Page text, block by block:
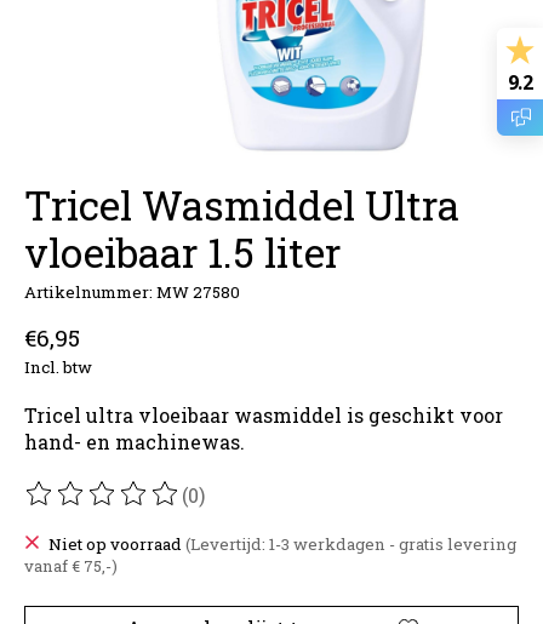
Tricel Wasmiddel Ultra
vloeibaar 1.5 liter
Artikelnummer: MW 27580
€6,95
Incl. btw
Tricel ultra vloeibaar wasmiddel is geschikt voor
hand- en machinewas.
De beoordeling van dit product is
(0)
Niet op voorraad (Levertijd: 1-3 werkdagen - gratis levering
vanaf € 75,-)
9.2